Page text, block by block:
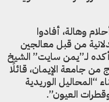
وهالة، أفادوا
من قبل معالجين
لـ”يمن سايت” الشيخ
من جامعة الإيمان، قائلًا
“المحاليل الوريدية
العيون”.